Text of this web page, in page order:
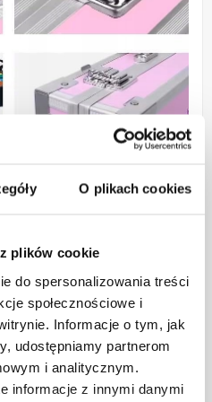
O plikach cookies
plików cookie
do spersonalizowania treści
społecznościowe i
Informacje o tym, jak
udostępniamy partnerom
i analitycznym.
informacje z innymi danymi
dla
w Kształcie
idealny
umiejętności